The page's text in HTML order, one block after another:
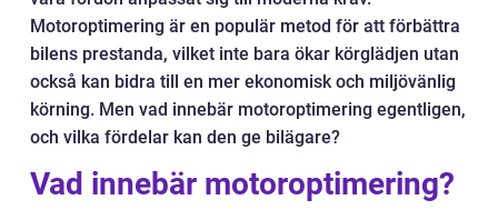
Motoroptimering är en populär metod för att förbättra
bilens prestanda, vilket inte bara ökar körglädjen utan
också kan bidra till en mer ekonomisk och miljövänlig
körning. Men vad innebär motoroptimering egentligen,
och vilka fördelar kan den ge bilägare?
Vad innebär motoroptimering?